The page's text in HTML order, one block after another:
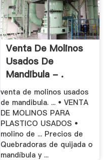
Venta De Molinos
Usados De
Mandibula - .
venta de molinos usados
de mandibula. ... • VENTA
DE MOLINOS PARA
PLASTICO USADOS •
molino de ... Precios de
Quebradoras de quijada o
mandíbula y ...